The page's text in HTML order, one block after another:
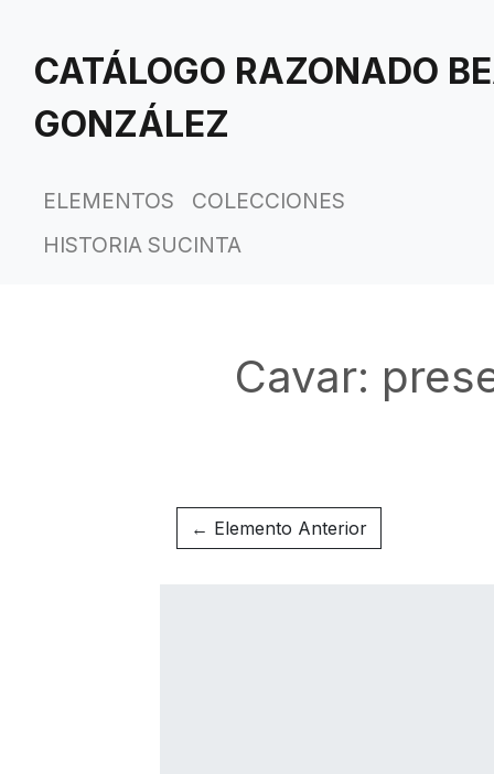
contenido
CATÁLOGO RAZONADO
GONZÁLEZ
ELEMENTOS
COLECCIONES
HISTORIA SUCINTA
Cavar:
← Elemento Anterior